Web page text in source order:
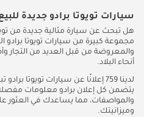
سيارات تويوتا برادو جديدة
هل تبحث عن سيارة مثالية جديدة من
مجموعة كبيرة من سيارات تويوتا برادو
والمعروضة من قبل العديد من التجار
أنحاء البلاد.
لدينا 759 إعلانًا عن سيارات تويوتا برادو تبدأ من متوسط سعر
يتضمن كل إعلان برادو معلومات
والمواصفات، مما يساعدك في العثور
وميزانيتك.